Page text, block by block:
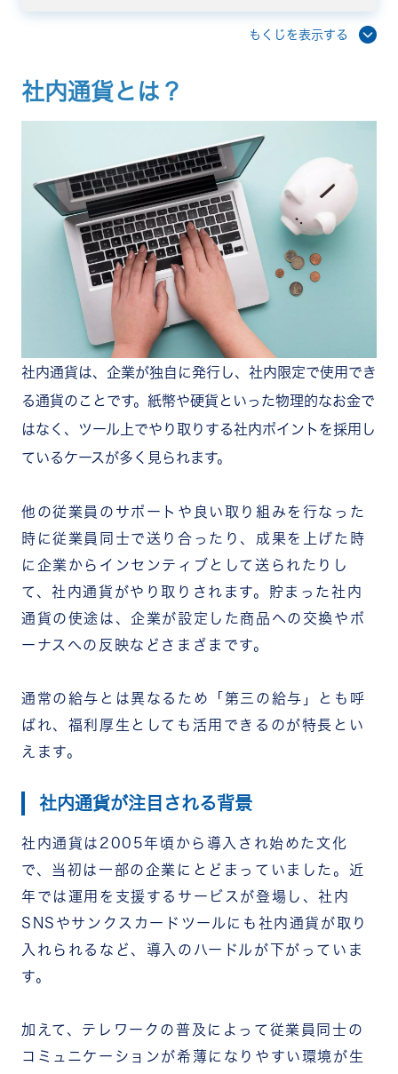
スキルアップ・自己投資の補助
コミュニケーションの活性化
モチベーションの向上
経営理念や行動指針の浸透
離職率の低下
社内通貨を導入するデメリット・注意点
運用コストがかかる
形骸化する可能性がある
不公平感が生まれる可能性がある
社内通貨は課税対象か？
社内通貨制度を導入する手順4ステップ
ステップ1：導入目的を明確にする
ステップ2：運用方法・ルールを決める
ステップ3：使い道を決める
ステップ4：経営層主導で全社一斉に運用を開始す
社内通貨ツールを選ぶ際の4つのポイント
ポイント3：スマートフォンに対応しているか
ポイント4：導入・運用のサポート体制が整って
いるか
株式会社アイティアスリート（IT・インターネッ
ト業）
三福グループ（不動産・フィットネス・ホテル・
社内通貨とピアボーナスや社内ポイントの違い
は？
社内通貨の導入にはどのくらいの費用がかかる？
小規模な会社でも社内通貨を導入できる？
ークアプリ「RECOG」
まとめ
もくじを表示する
社内通貨とは？
社内通貨は、企業が独自に発行し、社内限定で使用でき
る通貨のことです。紙幣や硬貨といった物理的なお金で
はなく、ツール上でやり取りする社内ポイントを採用し
ているケースが多く見られます。
他の従業員のサポートや良い取り組みを行なった
時に従業員同士で送り合ったり、成果を上げた時
に企業からインセンティブとして送られたりし
て、社内通貨がやり取りされます。貯まった社内
通貨の使途は、企業が設定した商品への交換やボ
ーナスへの反映などさまざまです。
通常の給与とは異なるため「第三の給与」とも呼
ばれ、福利厚生としても活用できるのが特長とい
えます。
社内通貨が注目される背景
社内通貨は2005年頃から導入され始めた文化
で、当初は一部の企業にとどまっていました。近
年では運用を支援するサービスが登場し、社内
SNSやサンクスカードツールにも社内通貨が取り
入れられるなど、導入のハードルが下がっていま
す。
加えて、テレワークの普及によって従業員同士の
コミュニケーションが希薄になりやすい環境が生